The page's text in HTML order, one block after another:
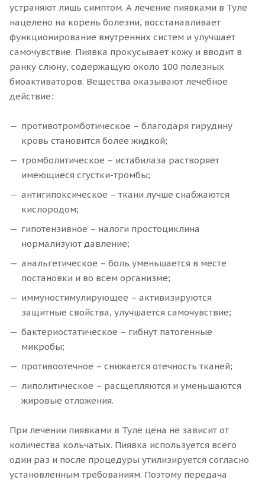
устраняют лишь симптом. А лечение пиявками в Туле
нацелено на корень болезни, восстанавливает
функционирование внутренних систем и улучшает
самочувствие. Пиявка прокусывает кожу и вводит в
ранку слюну, содержащую около 100 полезных
биоактиваторов. Вещества оказывают лечебное
действие:
противотромботическое – благодаря гирудину
кровь становится более жидкой;
тромболитическое – истабилаза растворяет
имеющиеся сгустки-тромбы;
антигипоксическое – ткани лучше снабжаются
кислородом;
гипотензивное – налоги простоциклина
нормализуют давление;
анальгетическое – боль уменьшается в месте
постановки и во всем организме;
иммуностимулирующее – активизируются
защитные свойства, улучшается самочувствие;
бактериостатическое – гибнут патогенные
микробы;
противоотечное – снижается отечность тканей;
липолитическое – расщепляются и уменьшаются
жировые отложения.
При лечении пиявками в Туле цена не зависит от
количества кольчатых. Пиявка используется всего
один раз и после процедуры утилизируется согласно
установленным требованиям. Поэтому передача